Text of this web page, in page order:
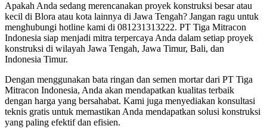
Apakah Anda sedang merencanakan proyek konstruksi besar atau
kecil di Blora atau kota lainnya di Jawa Tengah? Jangan ragu untuk
menghubungi hotline kami di 081231313222. PT Tiga Mitracon
Indonesia siap menjadi mitra terpercaya Anda dalam setiap proyek
konstruksi di wilayah Jawa Tengah, Jawa Timur, Bali, dan
Indonesia Timur.
Dengan menggunakan bata ringan dan semen mortar dari PT Tiga
Mitracon Indonesia, Anda akan mendapatkan kualitas terbaik
dengan harga yang bersahabat. Kami juga menyediakan konsultasi
teknis gratis untuk memastikan Anda mendapatkan solusi konstruksi
yang paling efektif dan efisien.